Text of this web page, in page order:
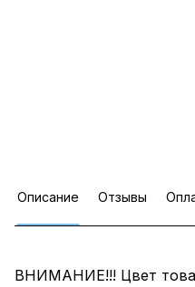
Описание Отзывы
ВНИМАНИЕ!!! Цвет